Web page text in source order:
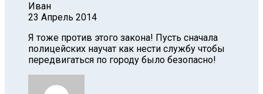
Иван
23 Апрель 2014
Я тоже против этого закона! Пусть сначала
полицейских научат как нести службу чтобы
передвигаться по городу было безопасно!